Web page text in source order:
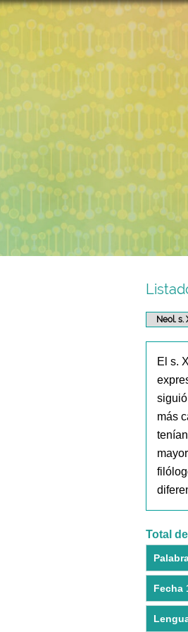
El s.
más
Total
Fecha